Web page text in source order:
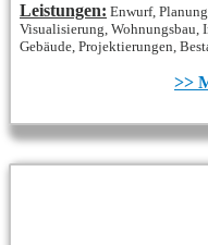
Leistungen: Enwurf,
Visualisierung, Wohnungsbau,
Gebäude, Projektierungen,
>>